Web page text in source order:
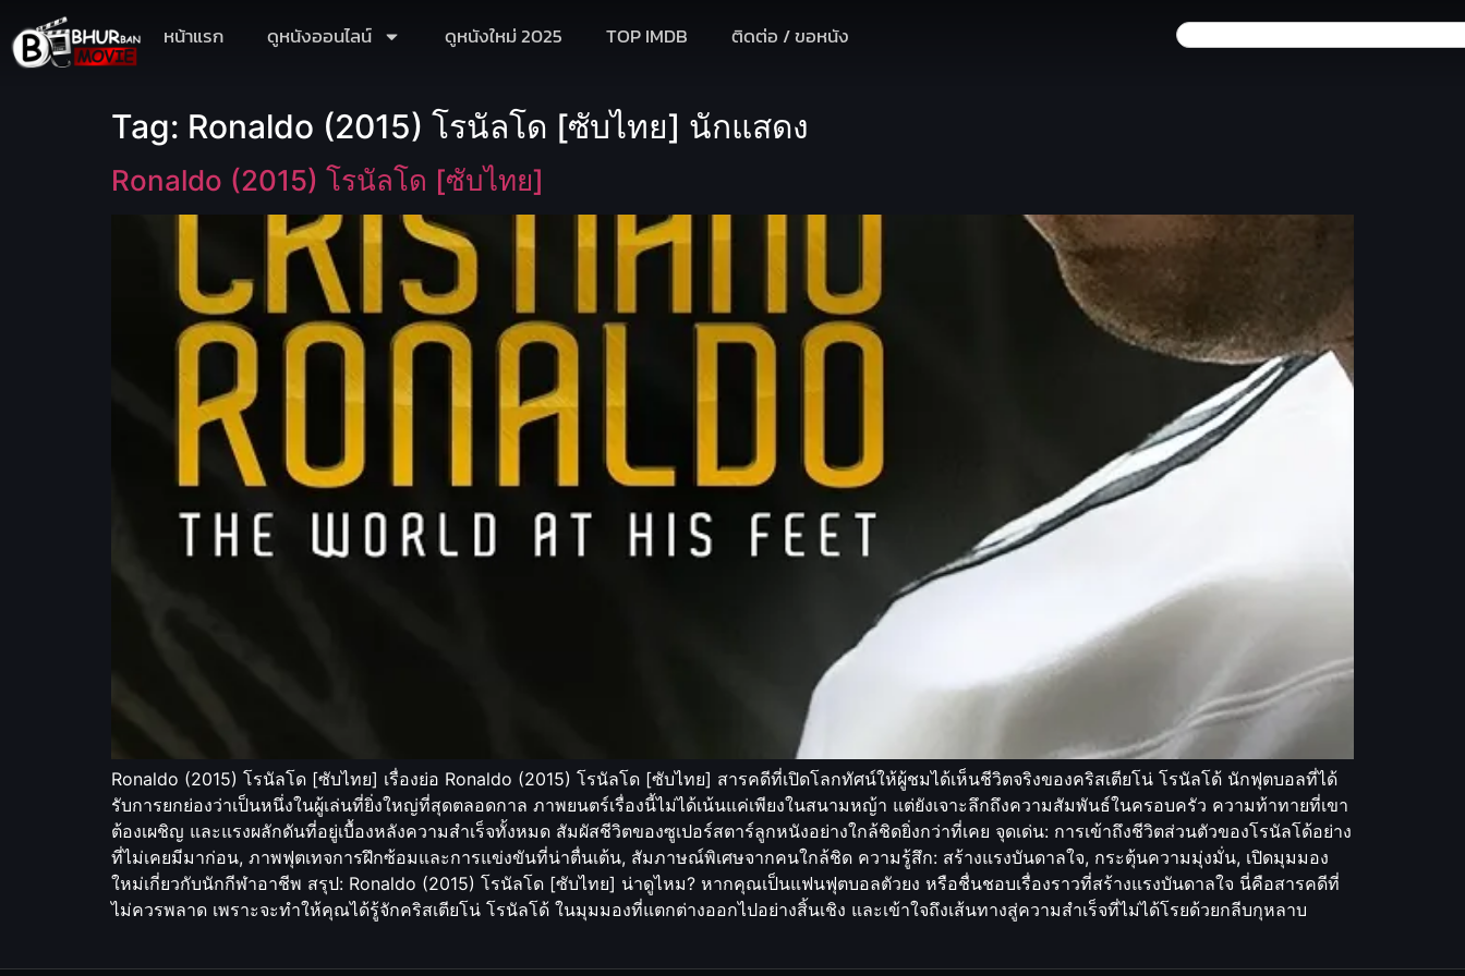
หน้าแรก ดูหนังออนไลน์ ดูหนังใหม่ 2025 TOP IMDB ติดต่อ / ขอหนัง
Tag: Ronaldo (2015) โรนัลโด [ซับไทย] นักแสดง
Ronaldo (2015) โรนัลโด [ซับไทย]
Ronaldo (2015) โรนัลโด [ซับไทย] เรื่องย่อ Ronaldo (2015) โรนัลโด [ซับไทย] สารคดีที่เปิดโลกทัศน์ให้ผู้ชมได้เห็นชีวิตจริงของคริสเตียโน่ โรนัลโด้ นักฟุตบอลที่ได้
รับการยกย่องว่าเป็นหนึ่งในผู้เล่นที่ยิ่งใหญ่ที่สุดตลอดกาล ภาพยนตร์เรื่องนี้ไม่ได้เน้นแค่เพียงในสนามหญ้า แต่ยังเจาะลึกถึงความสัมพันธ์ในครอบครัว ความท้าทายที่เขา
ต้องเผชิญ และแรงผลักดันที่อยู่เบื้องหลังความสำเร็จทั้งหมด สัมผัสชีวิตของซูเปอร์สตาร์ลูกหนังอย่างใกล้ชิดยิ่งกว่าที่เคย จุดเด่น: การเข้าถึงชีวิตส่วนตัวของโรนัลโด้อย่าง
ที่ไม่เคยมีมาก่อน, ภาพฟุตเทจการฝึกซ้อมและการแข่งขันที่น่าตื่นเต้น, สัมภาษณ์พิเศษจากคนใกล้ชิด ความรู้สึก: สร้างแรงบันดาลใจ, กระตุ้นความมุ่งมั่น, เปิดมุมมอง
ใหม่เกี่ยวกับนักกีฬาอาชีพ สรุป: Ronaldo (2015) โรนัลโด [ซับไทย] น่าดูไหม? หากคุณเป็นแฟนฟุตบอลตัวยง หรือชื่นชอบเรื่องราวที่สร้างแรงบันดาลใจ นี่คือสารคดีที่
ไม่ควรพลาด เพราะจะทำให้คุณได้รู้จักคริสเตียโน่ โรนัลโด้ ในมุมมองที่แตกต่างออกไปอย่างสิ้นเชิง และเข้าใจถึงเส้นทางสู่ความสำเร็จที่ไม่ได้โรยด้วยกลีบกุหลาบ